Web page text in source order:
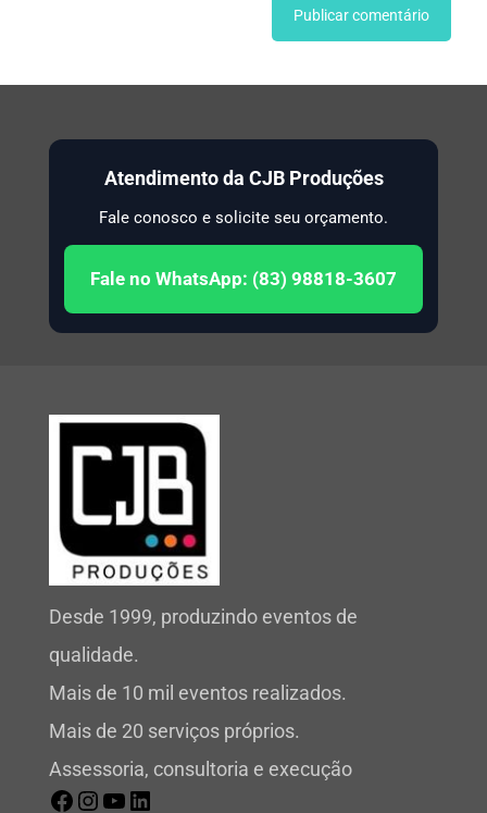
Atendimento da CJB Produções
Fale conosco e solicite seu orçamento.
Fale no WhatsApp: (83) 98818-3607
Desde 1999, produzindo eventos de
qualidade.
Mais de 10 mil eventos realizados.
Mais de 20 serviços próprios.
Assessoria, consultoria e execução